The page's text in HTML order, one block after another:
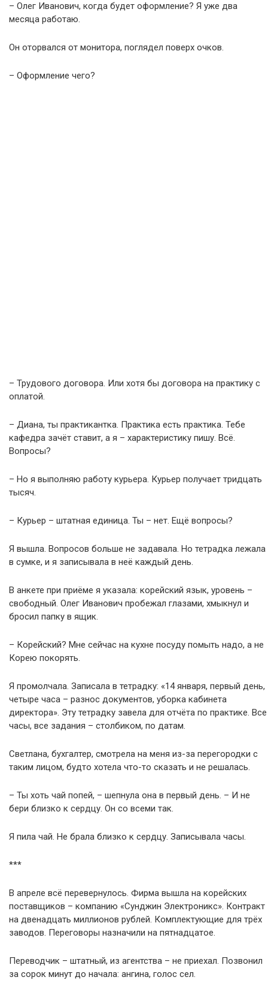
– Олег Иванович, когда будет оформление? Я уже два
месяца работаю.
Он оторвался от монитора, поглядел поверх очков.
– Оформление чего?
– Трудового договора. Или хотя бы договора на практику с
оплатой.
– Диана, ты практикантка. Практика есть практика. Тебе
кафедра зачёт ставит, а я – характеристику пишу. Всё.
Вопросы?
– Но я выполняю работу курьера. Курьер получает тридцать
тысяч.
– Курьер – штатная единица. Ты – нет. Ещё вопросы?
Я вышла. Вопросов больше не задавала. Но тетрадка лежала
в сумке, и я записывала в неё каждый день.
В анкете при приёме я указала: корейский язык, уровень –
свободный. Олег Иванович пробежал глазами, хмыкнул и
бросил папку в ящик.
– Корейский? Мне сейчас на кухне посуду помыть надо, а не
Корею покорять.
Я промолчала. Записала в тетрадку: «14 января, первый день,
четыре часа – разнос документов, уборка кабинета
директора». Эту тетрадку завела для отчёта по практике. Все
часы, все задания – столбиком, по датам.
Светлана, бухгалтер, смотрела на меня из-за перегородки с
таким лицом, будто хотела что-то сказать и не решалась.
– Ты хоть чай попей, – шепнула она в первый день. – И не
бери близко к сердцу. Он со всеми так.
Я пила чай. Не брала близко к сердцу. Записывала часы.
***
В апреле всё перевернулось. Фирма вышла на корейских
поставщиков – компанию «Сунджин Электроникс». Контракт
на двенадцать миллионов рублей. Комплектующие для трёх
заводов. Переговоры назначили на пятнадцатое.
Переводчик – штатный, из агентства – не приехал. Позвонил
за сорок минут до начала: ангина, голос сел.